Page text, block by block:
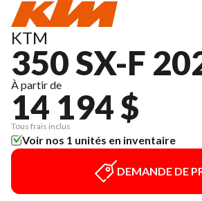
KTM
350 SX-F
À partir de
14 194 $
Tous frais inclus
Voir nos 1 unités en inventaire
DEMANDE DE